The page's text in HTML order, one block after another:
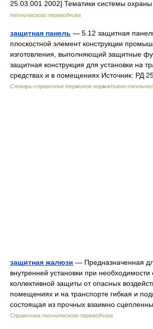
25.03.001 2002] Тематики системы
технического переводчика
защитная панель — 5.12 защитная
плоскостной элемент конструкции
изготовления, выполняющий защитные
защитная конструкция для установки на
средствах и в помещениях Источник: РД
Словарь-справочник терминов нормативно-
защитная жалюзи — Предназначенная
внутренней установки при необходимости
коллективной защиты от опасных
помещениях и на транспорте гибкая и
состоящая из прочных взаимно
Справочник технического переводчика